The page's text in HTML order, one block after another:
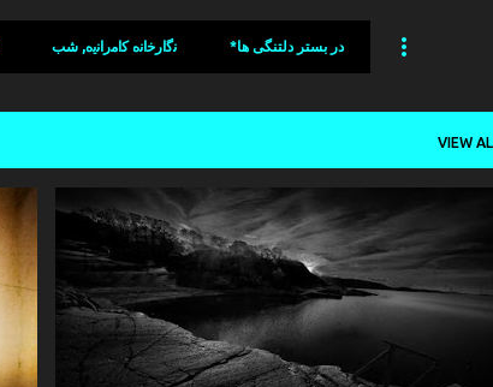
ﻧﮔﺍﺭﺧﺍﻧﻩ ﻛﺍﻣﺭﺍﻧﯾﻩ, شب *در بستر دلتنگی ها
VIEW